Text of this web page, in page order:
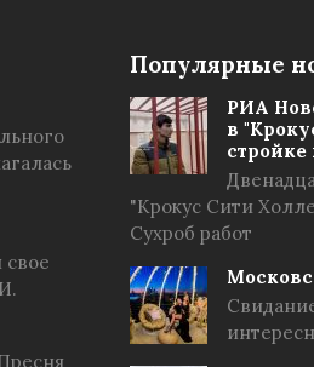
свое
Популярные
РИА
в
"Крокус Сити
Сухроб работ